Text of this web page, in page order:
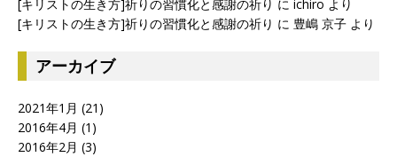
[キリストの生き方]祈りの習慣化と感謝の祈り に ichiro より
[キリストの生き方]祈りの習慣化と感謝の祈り に 豊嶋 京子 より
アーカイブ
2021年1月 (21)
2016年4月 (1)
2016年2月 (3)